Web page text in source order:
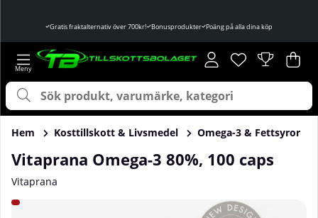
Gratis fraktalternativ över 700kr! Bonusprodukter Poäng på alla dina köp
Önskelista
Antal i
. .
Hem Kosttillskott & Livsmedel Omega-3 & Fettsyror
Vitaprana Omega-3 80%, 100 caps
Vitaprana
Produktbilder Vitaprana Omega-3 80%, 100 caps